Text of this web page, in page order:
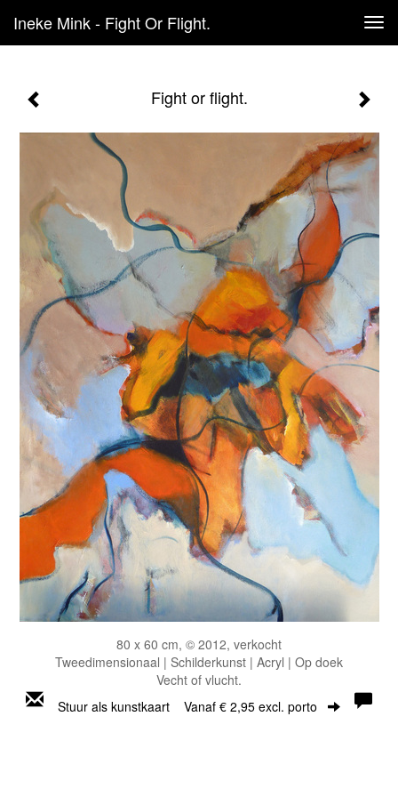
Ineke Mink - Fight Or Flight.
Fight or flight.
80 x 60 cm, © 2012, verkocht
Tweedimensionaal | Schilderkunst | Acryl | Op doek
Vecht of vlucht.
Stuur als kunstkaart Vanaf € 2,95 excl. porto